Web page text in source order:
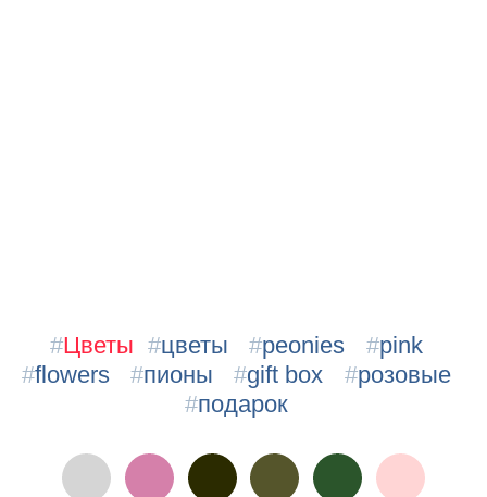
#Цветы #цветы #peonies #pink
#flowers #пионы #gift box #розовые
#подарок